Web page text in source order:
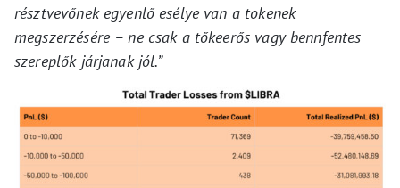
résztvevőnek egyenlő esélye van a tokenek
megszerzésére – ne csak a tőkeerős vagy bennfentes
szereplők járjanak jól.”